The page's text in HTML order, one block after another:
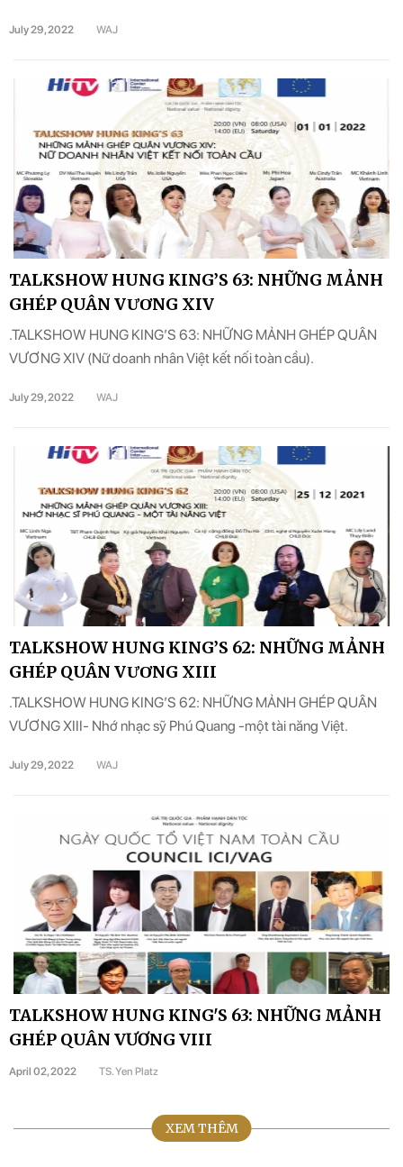
July 29, 2022 WAJ
TALKSHOW HUNG KING’S 63: NHỮNG MẢNH
GHÉP QUÂN VƯƠNG XIV
.TALKSHOW HUNG KING’S 63: NHỮNG MẢNH GHÉP QUÂN
VƯƠNG XIV (Nữ doanh nhân Việt kết nối toàn cầu).
July 29, 2022 WAJ
TALKSHOW HUNG KING’S 62: NHỮNG MẢNH
GHÉP QUÂN VƯƠNG XIII
.TALKSHOW HUNG KING’S 62: NHỮNG MẢNH GHÉP QUÂN
VƯƠNG XIII- Nhớ nhạc sỹ Phú Quang -một tài năng Việt.
July 29, 2022 WAJ
TALKSHOW HUNG KING'S 63: NHỮNG MẢNH
GHÉP QUÂN VƯƠNG VIII
April 02, 2022 TS. Yen Platz
XEM THÊM